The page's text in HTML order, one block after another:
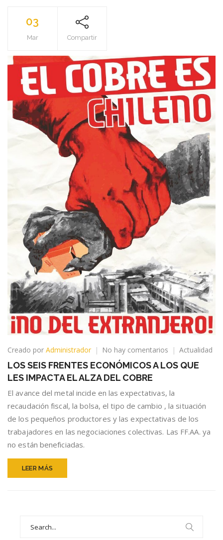
03
Mar Compartir
Creado por Administrador No hay comentarios
en
SEIS
ECONÓMICOS
A
LOS
QUE
LES
Actualidad
LOS SEIS FRENTES ECONÓMICOS A LOS QUE
LES IMPACTA EL ALZA DEL COBRE
El avance del metal incide en las expectativas, la
recaudación fiscal, la bolsa, el tipo de cambio , la situación
de los pequeños productores y las expectativas de los
trabajadores en las negociaciones colectivas. Las FF.AA. ya
no están beneficiadas.
LEER MÁS